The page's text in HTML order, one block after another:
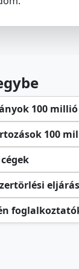
100
100